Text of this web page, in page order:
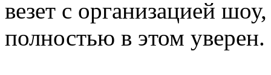
везет с организацией
полностью в этом уверен.